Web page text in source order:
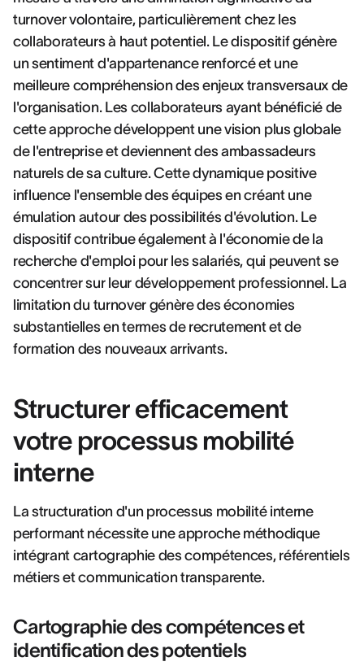
turnover volontaire, particulièrement chez les
collaborateurs à haut potentiel. Le dispositif génère
un sentiment d'appartenance renforcé et une
meilleure compréhension des enjeux transversaux de
l'organisation. Les collaborateurs ayant bénéficié de
cette approche développent une vision plus globale
de l'entreprise et deviennent des ambassadeurs
naturels de sa culture. Cette dynamique positive
influence l'ensemble des équipes en créant une
émulation autour des possibilités d'évolution. Le
dispositif contribue également à l'économie de la
recherche d'emploi pour les salariés, qui peuvent se
concentrer sur leur développement professionnel. La
limitation du turnover génère des économies
substantielles en termes de recrutement et de
formation des nouveaux arrivants.
Structurer efficacement
votre processus mobilité
interne
La structuration d'un processus mobilité interne
performant nécessite une approche méthodique
intégrant cartographie des compétences, référentiels
métiers et communication transparente.
Cartographie des compétences et
identification des potentiels